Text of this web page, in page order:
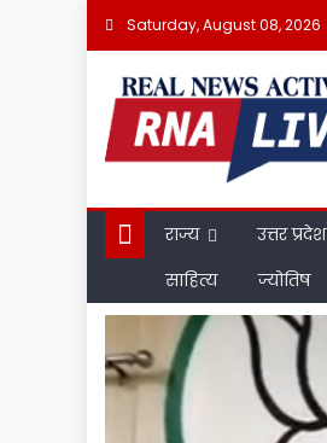
Skip
content
Saturday, August 08, 2026
राज्य उत्तर प्रदेश
साहित्य
ज्योतिष